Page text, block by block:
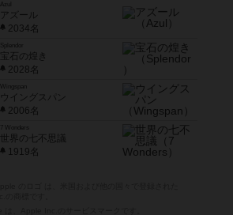
Azul
アズール
2034名
宝石の煌き
2028名
Wingspan
ウイングスパン
2006名
7 Wonders
世界の七不思議
1919名